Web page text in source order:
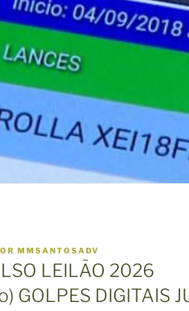
MMSANTOSADV
LEILÃO 2026
GOLPES DIGITAIS